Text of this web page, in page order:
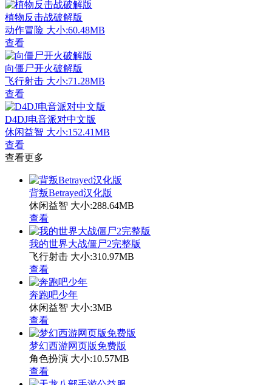
植物反击战破解版
动作冒险 大小:60.48MB
查看
向僵尸开火破解版
飞行射击 大小:71.28MB
查看
D4DJ电音派对中文版
休闲益智 大小:152.41MB
查看
查看更多
背叛Betrayed汉化版
休闲益智 大小:288.64MB
查看
我的世界大战僵尸2完整版
飞行射击 大小:310.97MB
查看
奔跑吧少年
休闲益智 大小:3MB
查看
梦幻西游网页版免费版
角色扮演 大小:10.57MB
查看